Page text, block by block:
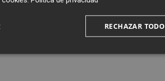
RECHAZAR TODO